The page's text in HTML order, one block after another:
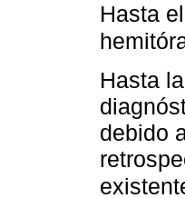
Hasta
Hasta
debido